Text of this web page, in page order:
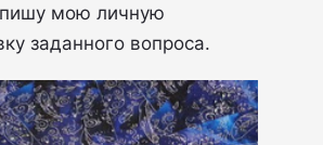
мою личную
заданного вопроса.